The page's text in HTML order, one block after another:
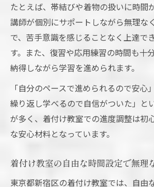
たとえば、帯結びや着物の扱いに時間
講師が個別にサポートしながら無理な
で、苦手意識を感じることなく上達で
す。また、復習や応用練習の時間も十
納得しながら学習を進められます。
「自分のペースで進められるので安心
繰り返し学べるので自信がついた」と
が多く、着付け教室での進度調整は初
な安心材料となっています。
着付け教室の自由な時間設定で無理
東京都新宿区の着付け教室では、自由